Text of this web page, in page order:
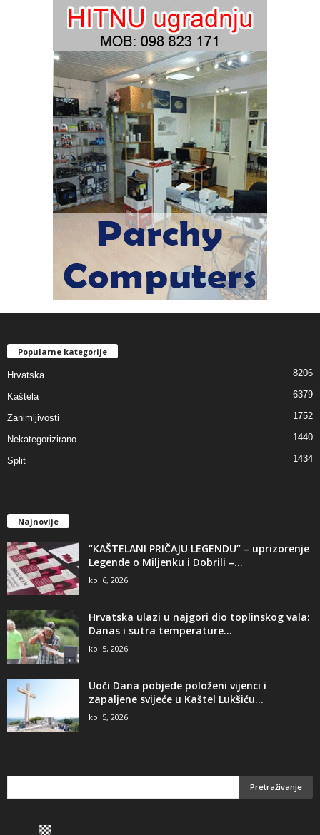
Popularne kategorije
Hrvatska 8206
Kaštela 6379
Zanimljivosti 1752
Nekategorizirano 1440
Split 1434
Najnovije
“KAŠTELANI PRIČAJU LEGENDU” – uprizorenje
Legende o Miljenku i Dobrili –...
kol 6, 2026
Hrvatska ulazi u najgori dio toplinskog vala:
Danas i sutra temperature...
kol 5, 2026
Uoči Dana pobjede položeni vijenci i
zapaljene svijeće u Kaštel Lukšiću...
kol 5, 2026